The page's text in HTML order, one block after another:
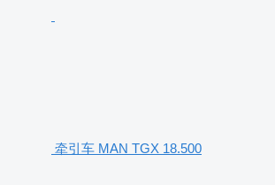
牵引车 MAN TGX 18.500